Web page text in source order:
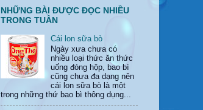
NHỮNG BÀI ĐƯỢC ĐỌC NHIỀU
TRONG TUẦN
Cái lon sữa bò
Ngày xưa chưa có
nhiều loại thức ăn thức
uống đóng hộp, bao bì
cũng chưa đa dạng nên
cái lon sữa bò là một
trong những thứ bao bì thông dụng...